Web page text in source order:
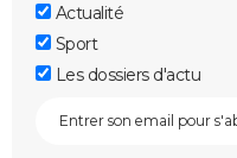
Actualité
Sport
Les dossiers d'actu